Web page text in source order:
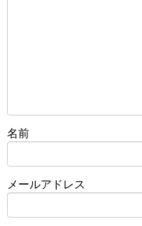
名前
メールアドレス